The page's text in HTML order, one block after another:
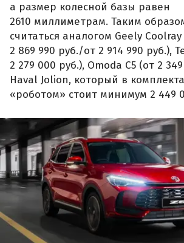
а размер колесной базы равен
2610 миллиметрам. Таким
считаться аналогом Geely
2 869 990 руб./от 2 914 990 руб.),
2 279 000 руб.), Omoda C5 (от 2
Haval Jolion, который в
«роботом» стоит минимум 2 449